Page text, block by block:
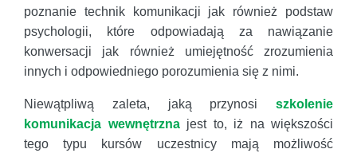
poznanie technik komunikacji jak również podstaw
psychologii, które odpowiadają za nawiązanie
konwersacji jak również umiejętność zrozumienia
innych i odpowiedniego porozumienia się z nimi.
Niewątpliwą zaleta, jaką przynosi szkolenie
komunikacja wewnętrznajest to, iż na większości
tego typu kursów uczestnicy mają możliwość